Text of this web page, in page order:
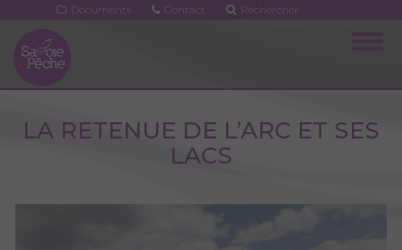
contenu
principal
Documents Contact Rechercher
LA RETENUE DE L’ARC ET SES
LACS